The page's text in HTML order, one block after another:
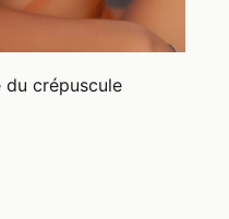
du crépuscule